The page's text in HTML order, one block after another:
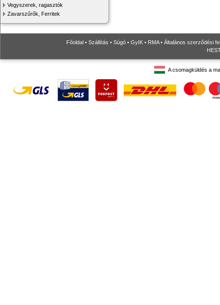
Vegyszerek, ragasztók
Zavarszűrők, Ferritek
Főoldal • Szállítás • Súgó • GyIK • RMA• Általános szerződési
A csomagküldés a